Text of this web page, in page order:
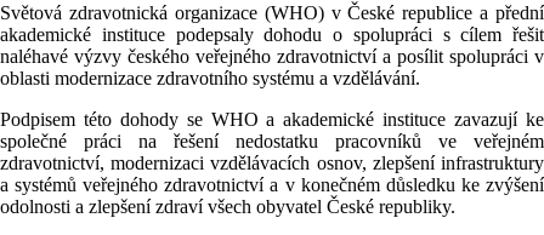
Světová zdravotnická organizace (WHO) v České republice a přední
akademické instituce podepsaly dohodu o spolupráci s cílem řešit
naléhavé výzvy českého veřejného zdravotnictví a posílit spolupráci v
oblasti modernizace zdravotního systému a vzdělávání.
Podpisem této dohody se WHO a akademické instituce zavazují ke
společné práci na řešení nedostatku pracovníků ve veřejném
zdravotnictví, modernizaci vzdělávacích osnov, zlepšení infrastruktury
a systémů veřejného zdravotnictví a v konečném důsledku ke zvýšení
odolnosti a zlepšení zdraví všech obyvatel České republiky.